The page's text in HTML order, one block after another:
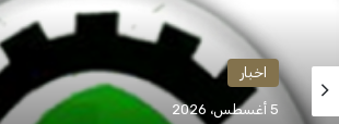
اخبار
5 أغسطس، 2026